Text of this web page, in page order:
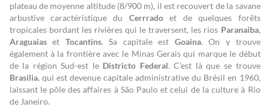
plateau de moyenne altitude (8/900 m), il est recouvert de la savane
arbustive caractéristique du Cerrradoet de quelques forêts
tropicales bordant les rivières qui le traversent, les rios Paranaiba,
Araguaiaset Tocantins. Sa capitale est Goaina. On y trouve
également à la frontière avec le Minas Gerais qui marque le début
de la région Sud-est le Districto Federal. C’est là que se trouve
Brasilia, qui est devenue capitale administrative du Brésil en 1960,
laissant le pôle des affaires à São Paulo et celui de la culture à Rio
de Janeiro.